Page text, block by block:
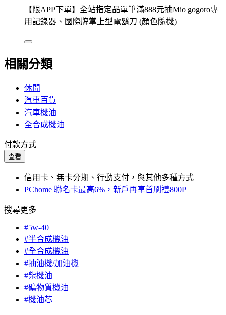
【限APP下單】全站指定品單筆滿888元抽Mio gogoro專
用記錄器、國際牌掌上型電鬍刀 (顏色隨機)
相關分類
休閒
汽車百貨
汽車機油
全合成機油
付款方式
查看
信用卡、無卡分期、行動支付，與其他多種方式
PChome 聯名卡最高6%，新戶再享首刷禮800P
搜尋更多
#5w-40
#半合成機油
#全合成機油
#抽油機/加油機
#柴機油
#礦物質機油
#機油芯